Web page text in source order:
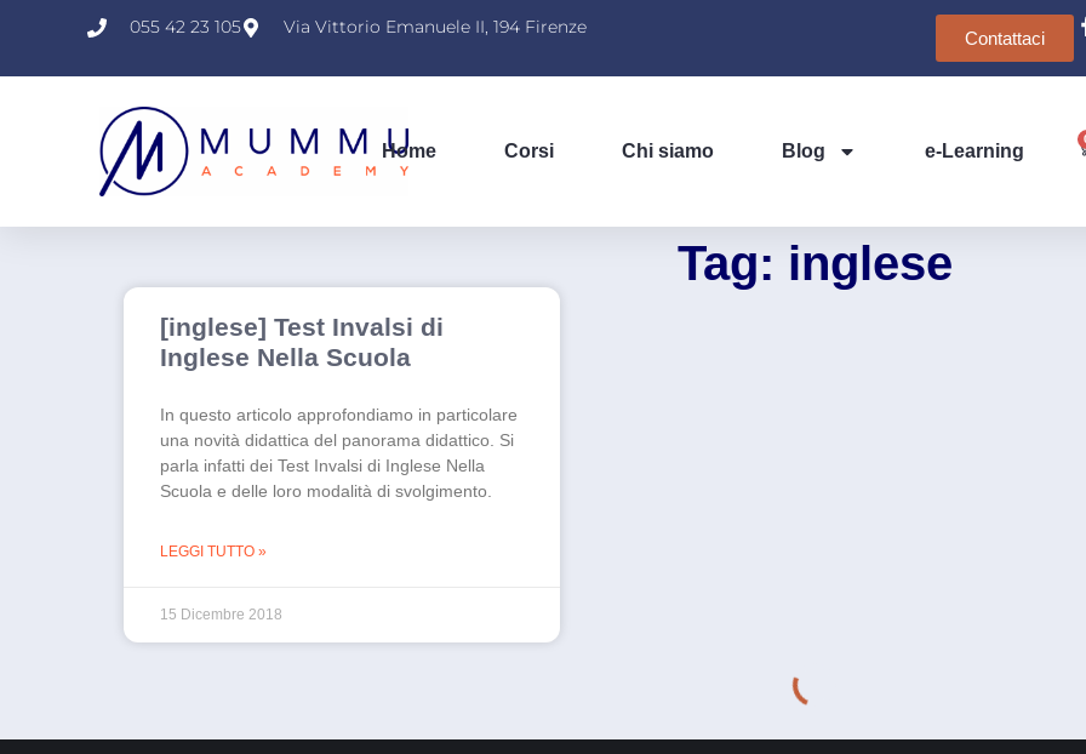
055 42 23 105 Via Vittorio Emanuele II, 194 Firenze
Contattaci
Home Corsi Chi siamo Blog e-Learning
Tag: inglese
[inglese] Test Invalsi di
Inglese Nella Scuola
In questo articolo approfondiamo in particolare
una novità didattica del panorama didattico. Si
parla infatti dei Test Invalsi di Inglese Nella
Scuola e delle loro modalità di svolgimento.
LEGGI TUTTO »
15 Dicembre 2018